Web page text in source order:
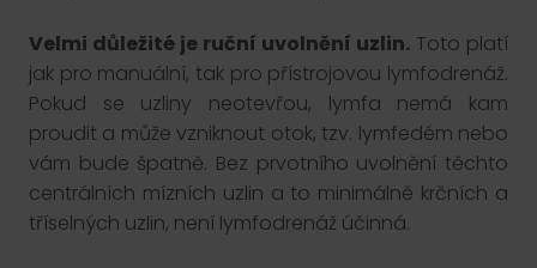
Velmi důležité je ruční uvolnění uzlin. Toto platí
jak pro manuální, tak pro přístrojovou lymfodrenáž.
Pokud se uzliny neotevřou, lymfa nemá kam
proudit a může vzniknout otok, tzv. lymfedém nebo
vám bude špatně. Bez prvotního uvolnění těchto
centrálních mízních uzlin a to minimálně krčních a
tříselných uzlin, není lymfodrenáž účinná.